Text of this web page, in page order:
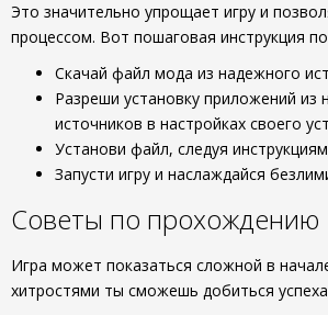
Это значительно упрощает игру и
процессом. Вот пошаговая инструкция
Скачай файл мода из надежного
Разреши установку приложений из
источников в настройках своего
Установи файл, следуя
Запусти игру и наслаждайся
Советы по прохождению
Игра может показаться сложной в
хитростями ты сможешь добиться